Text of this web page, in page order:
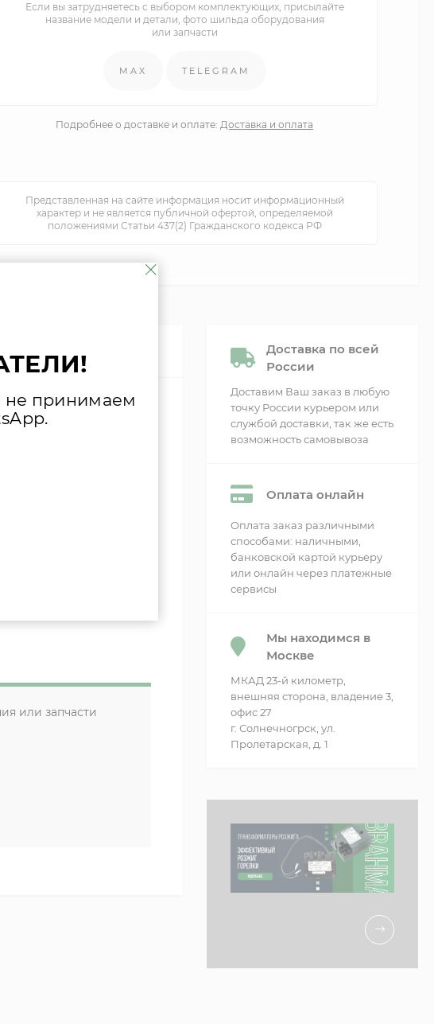
Если вы затрудняетесь с выбором комплектующих, присылайте
название модели и детали, фото шильда оборудования
или запчасти
MAX TELEGRAM
Подробнее о доставке и оплате:Доставка и оплата
Представленная на сайте информация носит информационный
характер и не является публичной офертой, определяемой
положениями Статьи 437(2) Гражданского кодекса РФ
или запчасти
Доставка по всей
России
Доставим Ваш заказ в любую
точку России курьером или
службой доставки, так же есть
возможность самовывоза
Оплата онлайн
Оплата заказ различными
способами: наличными,
банковской картой курьеру
или онлайн через платежные
сервисы
Мы находимся в
Москве
МКАД 23-й километр,
внешняя сторона, владение 3,
офис 27
г. Солнечногрск, ул.
Пролетарская, д. 1
не принимаем